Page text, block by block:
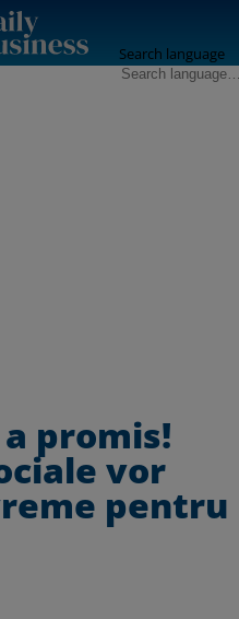
Search language
promis!
vor
pentru